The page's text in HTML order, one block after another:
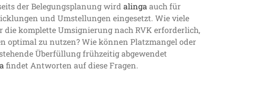
der Belegungsplanung wird alingaauch für
und Umstellungen eingesetzt. Wie viele
die komplette Umsignierung nach RVK erforderlich,
optimal zu nutzen? Wie können Platzmangel oder
Überfüllung frühzeitig abgewendet
findet Antworten auf diese Fragen.